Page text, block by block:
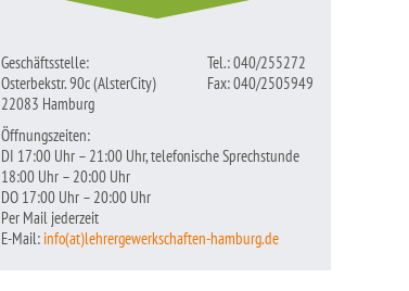
Geschäftsstelle:
Osterbekstr. 90c (AlsterCity)
22083 Hamburg
Tel.: 040/255272
Fax: 040/2505949
Öffnungszeiten:
DI 17:00 Uhr – 21:00 Uhr, telefonische Sprechstunde
18:00 Uhr – 20:00 Uhr
DO 17:00 Uhr – 20:00 Uhr
Per Mail jederzeit
E-Mail: info(at)lehrergewerkschaften-hamburg.de